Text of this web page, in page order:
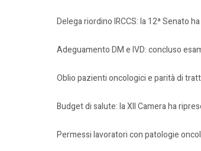
Delega riordino IRCCS: la 12ª Senato
Adeguamento DM e IVD: concluso
Oblio pazienti oncologici e parità di
Budget di salute: la XII Camera ha
Permessi lavoratori con patologie